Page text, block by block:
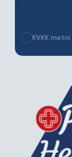
KVKK metni